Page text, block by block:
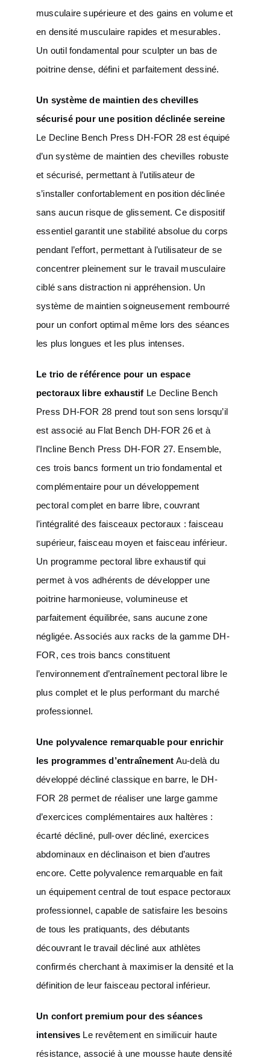
musculaire supérieure et des gains en volume et
en densité musculaire rapides et mesurables.
Un outil fondamental pour sculpter un bas de
poitrine dense, défini et parfaitement dessiné.
Un système de maintien des chevilles
sécurisé pour une position déclinée sereine
Le Decline Bench Press DH-FOR 28 est équipé
d’un système de maintien des chevilles robuste
et sécurisé, permettant à l’utilisateur de
s’installer confortablement en position déclinée
sans aucun risque de glissement. Ce dispositif
essentiel garantit une stabilité absolue du corps
pendant l’effort, permettant à l’utilisateur de se
concentrer pleinement sur le travail musculaire
ciblé sans distraction ni appréhension. Un
système de maintien soigneusement rembourré
pour un confort optimal même lors des séances
les plus longues et les plus intenses.
Le trio de référence pour un espace
pectoraux libre exhaustif Le Decline Bench
Press DH-FOR 28 prend tout son sens lorsqu’il
est associé au Flat Bench DH-FOR 26 et à
l’Incline Bench Press DH-FOR 27. Ensemble,
ces trois bancs forment un trio fondamental et
complémentaire pour un développement
pectoral complet en barre libre, couvrant
l’intégralité des faisceaux pectoraux : faisceau
supérieur, faisceau moyen et faisceau inférieur.
Un programme pectoral libre exhaustif qui
permet à vos adhérents de développer une
poitrine harmonieuse, volumineuse et
parfaitement équilibrée, sans aucune zone
négligée. Associés aux racks de la gamme DH-
FOR, ces trois bancs constituent
l’environnement d’entraînement pectoral libre le
plus complet et le plus performant du marché
professionnel.
Une polyvalence remarquable pour enrichir
les programmes d’entraînement Au-delà du
développé décliné classique en barre, le DH-
FOR 28 permet de réaliser une large gamme
d’exercices complémentaires aux haltères :
écarté décliné, pull-over décliné, exercices
abdominaux en déclinaison et bien d’autres
encore. Cette polyvalence remarquable en fait
un équipement central de tout espace pectoraux
professionnel, capable de satisfaire les besoins
de tous les pratiquants, des débutants
découvrant le travail décliné aux athlètes
confirmés cherchant à maximiser la densité et la
définition de leur faisceau pectoral inférieur.
Un confort premium pour des séances
intensives Le revêtement en similicuir haute
résistance, associé à une mousse haute densité